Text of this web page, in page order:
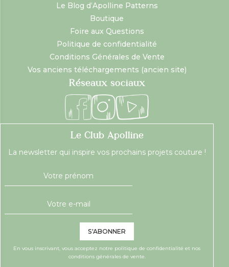
Le Blog d’Apolline Patterns
Boutique
Foire aux Questions
Politique de confidentialité
Conditions Générales de Vente
Vos anciens téléchargements (ancien site)
Réseaux sociaux
Le Club Apolline
La newsletter qui inspire vos prochains projets couture !
S'ABONNER
En vous inscrivant, vous acceptez notre politique de confidentialité et nos
conditions générales de vente.